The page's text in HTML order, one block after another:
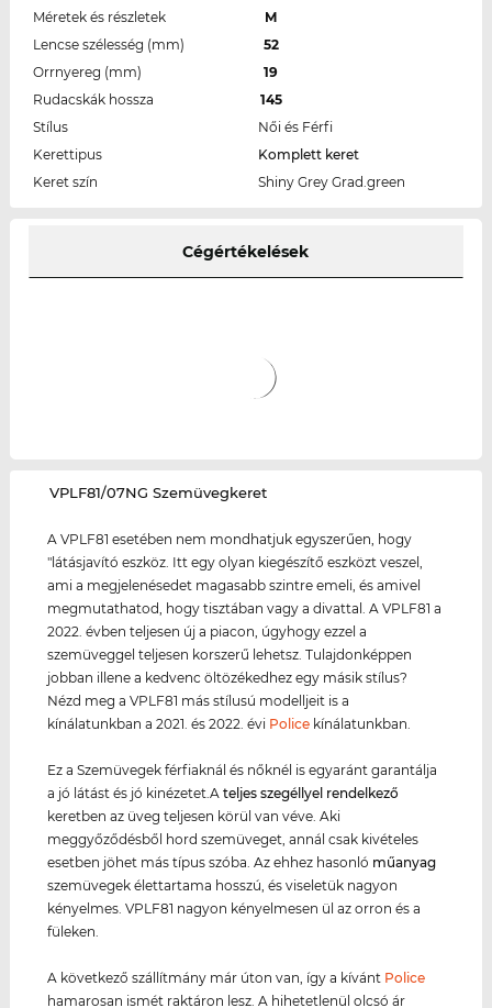
Méretek és részletek
M
Lencse szélesség (mm)
52
Orrnyereg (mm)
19
Rudacskák hossza
145
Stílus
Női és Férfi
Kerettipus
Komplett keret
Keret szín
Shiny Grey Grad.green
Cégértékelések
‌VPLF81/07NG Szemüvegkeret
A VPLF81 esetében nem mondhatjuk egyszerűen, hogy
"látásjavító eszköz. Itt egy olyan kiegészítő eszközt veszel,
ami a megjelenésedet magasabb szintre emeli, és amivel
megmutathatod, hogy tisztában vagy a divattal. A VPLF81 a
2022. évben teljesen új a piacon, úgyhogy ezzel a
szemüveggel teljesen korszerű lehetsz. Tulajdonképpen
jobban illene a kedvenc öltözékedhez egy másik stílus?
Nézd meg a VPLF81 más stílusú modelljeit is a
kínálatunkban a 2021. és 2022. évi Police kínálatunkban.
Ez a Szemüvegek férfiaknál és nőknél is egyaránt garantálja
a jó látást és jó kinézetet.Ateljes szegéllyel rendelkező
keretben az üveg teljesen körül van véve. Aki
meggyőződésből hord szemüveget, annál csak kivételes
esetben jöhet más típus szóba. Az ehhez hasonló műanyag
szemüvegek élettartama hosszú, és viseletük nagyon
kényelmes. VPLF81 nagyon kényelmesen ül az orron és a
füleken.
A következő szállítmány már úton van, így a kívánt Police
hamarosan ismét raktáron lesz. A hihetetlenül olcsó ár